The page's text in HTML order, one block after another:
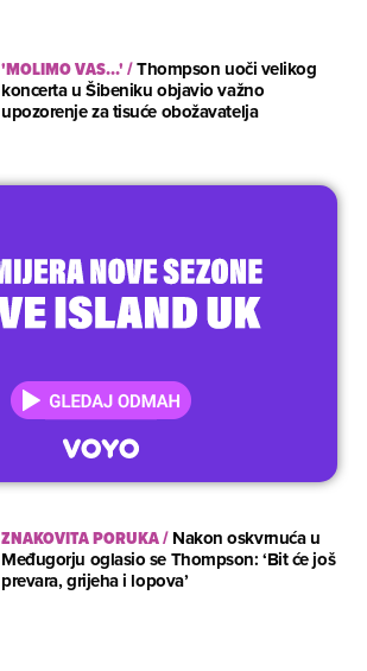
'MOLIMO VAS...'/Thompson uoči velikog
koncerta u Šibeniku objavio važno
upozorenje za tisuće obožavatelja
ZNAKOVITA PORUKA/Nakon oskvrnuća u
Međugorju oglasio se Thompson: ‘Bit će još
prevara, grijeha i lopova’